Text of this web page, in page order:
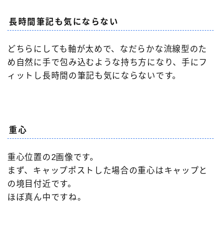
Follow Me
長時間筆記も気にならない
どちらにしても軸が太めで、なだらかな流線型のた
め自然に手で包み込むような持ち方になり、手にフ
ィットし長時間の筆記も気にならないです。
重心
重心位置の2画像です。
まず、キャップポストした場合の重心はキャップと
の境目付近です。
ほぼ真ん中ですね。